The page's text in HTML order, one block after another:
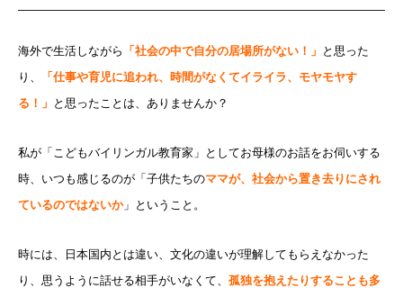
海外で生活しながら 「社会の中で自分の居場所がない！」 と思った
り、
「仕事や育児に追われ、時間がなくてイライラ、モヤモヤす
る！」 と思ったことは、ありませんか？
私が「こどもバイリンガル教育家」としてお母様のお話をお伺いする
時、いつも感じるのが「子供たちのママが、社会から置き去りにされ
ているのではないか」ということ。
時には、日本国内とは違い、文化の違いが理解してもらえなかった
り、思うように話せる相手がいなくて、 孤独を抱えたりすることも多